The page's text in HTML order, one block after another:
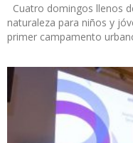
Cuatro domingos llenos
naturaleza para niños y
primer campamento